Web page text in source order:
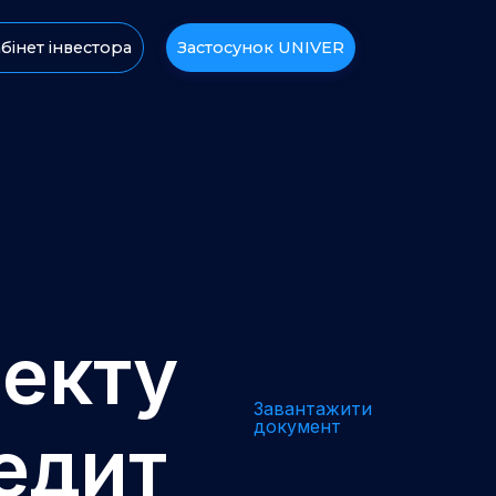
інвестора Застосунок UNIVER
Завантажити
документ